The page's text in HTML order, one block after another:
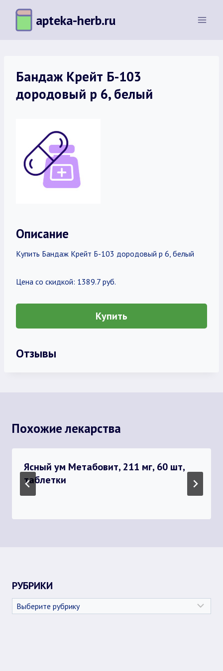
Перейти
содержимому
apteka-herb.ru
Бандаж Крейт Б-103
дородовый р 6, белый
Описание
Купить Бандаж Крейт Б-103 дородовый р 6, белый
Цена со скидкой: 1389.7 руб.
Купить
Отзывы
Похожие лекарства
Ясный ум Метабовит, 211 мг, 60 шт,
таблетки
РУБРИКИ
Рубрики